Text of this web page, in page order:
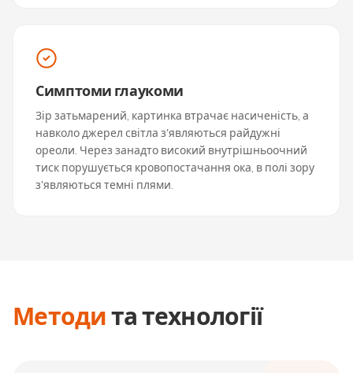
Симптоми глаукоми
Зір затьмарений, картинка втрачає насиченість, а
навколо джерел світла з'являються райдужні
ореоли. Через занадто високий внутрішньоочний
тиск порушується кровопостачання ока, в полі зору
з'являються темні плями.
Методита технології